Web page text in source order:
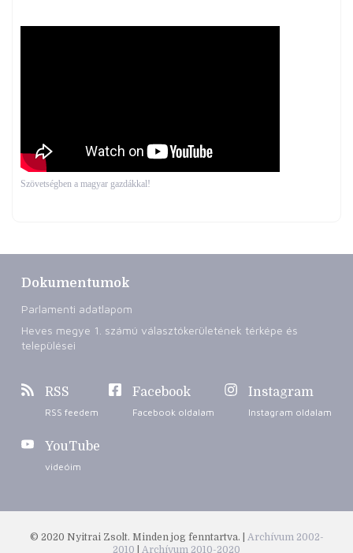
Szövetségben a magyar gazdákkal!
Dokumentumok
Parlamenti adatlapom
Heves megye 1. számú választókerületének térképe és
települései
RSS
RSS feedem
Facebook
Facebook oldalam
Instagram
Instagram oldalam
YouTube
videóim
© 2020 Nyitrai Zsolt. Minden jog fenntartva. |
Archívum 2002-
2010
Archívum 2010-2020